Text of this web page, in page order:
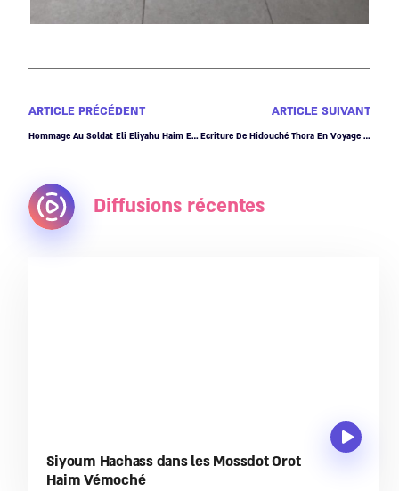
ARTICLE PRÉCÉDENT
Hommage Au Soldat Eli Eliyahu Haim Emsallem Za"l
ARTICLE SUIVANT
Ecriture De Hidouché Thora En Voyage Au Mexique
Diffusions récentes
Siyoum Hachass dans les Mossdot Orot
Haim Vémoché